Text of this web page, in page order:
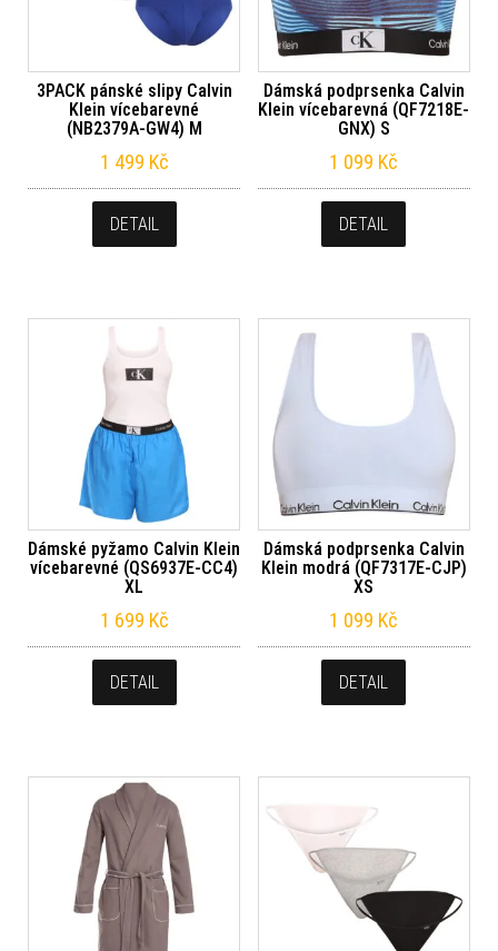
3PACK pánské slipy Calvin
Klein vícebarevné
(NB2379A-GW4) M
1 499 Kč
DETAIL
Dámská podprsenka Calvin
Klein vícebarevná (QF7218E-
GNX) S
1 099 Kč
DETAIL
Dámské pyžamo Calvin Klein
vícebarevné (QS6937E-CC4)
XL
1 699 Kč
DETAIL
Dámská podprsenka Calvin
Klein modrá (QF7317E-CJP)
XS
1 099 Kč
DETAIL